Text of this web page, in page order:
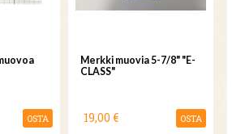
OSTA
Merkki muovia 5-7/8" "E-
CLASS"
19,00 € OSTA